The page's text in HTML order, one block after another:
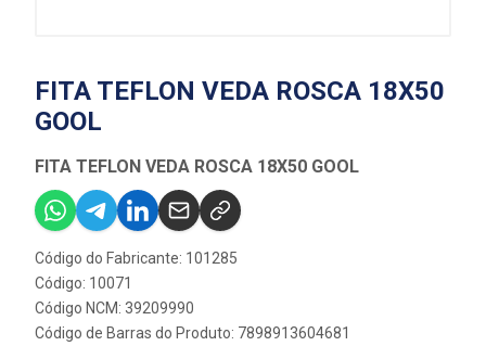
FITA TEFLON VEDA ROSCA 18X50
GOOL
FITA TEFLON VEDA ROSCA 18X50 GOOL
Código do Fabricante: 101285
Código: 10071
Código NCM: 39209990
Código de Barras do Produto: 7898913604681